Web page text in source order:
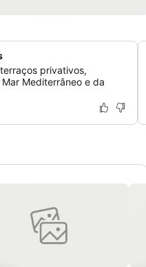
privativos,
Mediterrâneo e da